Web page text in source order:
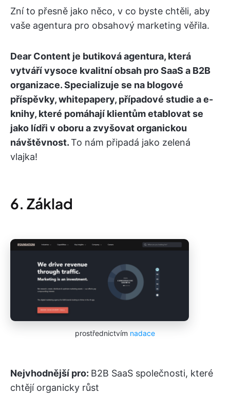
Zní to přesně jako něco, v co byste chtěli, aby
vaše agentura pro obsahový marketing věřila.
Dear Content je butiková agentura, která
vytváří vysoce kvalitní obsah pro SaaS a B2B
organizace. Specializuje se na blogové
příspěvky, whitepapery, případové studie a e-
knihy, které pomáhají klientům etablovat se
jako lídři v oboru a zvyšovat organickou
návštěvnost.To nám připadá jako zelená
vlajka!
6. Základ
prostřednictvím nadace
Nejvhodnější pro: B2B SaaS společnosti, které
chtějí organicky růst